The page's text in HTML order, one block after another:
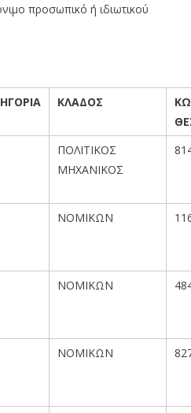
προσωπικό ή ιδιωτικού
ΚΛΑΔΟΣ
ΠΟΛΙΤΙΚΟΣ
ΜΗΧΑΝΙΚΟΣ
ΝΟΜΙΚΩΝ
ΝΟΜΙΚΩΝ
ΝΟΜΙΚΩΝ